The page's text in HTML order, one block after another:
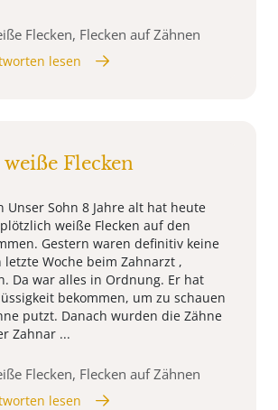
Flecken, Flecken auf Zähnen
lesen
Flecken
Unser Sohn 8 Jahre alt hat heute
weiße Flecken auf den
Gestern waren definitiv keine
Woche beim Zahnarzt ,
Da war alles in Ordnung. Er hat
bekommen, um zu schauen
putzt. Danach wurden die Zähne
Zahnar ...
Flecken, Flecken auf Zähnen
lesen